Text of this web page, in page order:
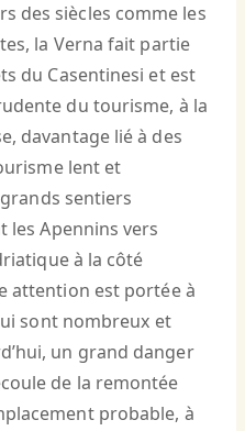
des siècles comme les
la Verna fait partie
du Casentinesi et est
du tourisme, à la
davantage lié à des
lent et
sentiers
Apennins vers
à la côté
attention est portée à
sont nombreux et
un grand danger
de la remontée
probable, à